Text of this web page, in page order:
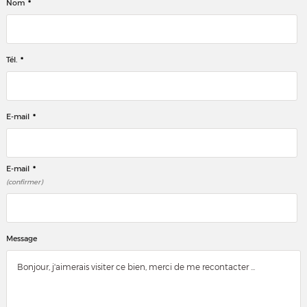
Nom *
Tél. *
E-mail *
E-mail *
(confirmer)
Message